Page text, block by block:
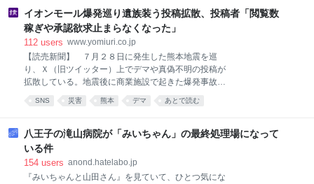
イオンモール爆発巡り遺族装う投稿拡散、投稿者「閲覧数
稼ぎや承認欲求止まらなくなった」
112 users www.yomiuri.co.jp
【読売新聞】 ７月２８日に発生した熊本地震を巡
り、Ｘ（旧ツイッター）上でデマや真偽不明の投稿が
拡散している。地震後に商業施設で起きた爆発事故の
遺族を装う投稿や、生成ＡＩ（人工知能）を悪用した
とみられる画像・動画も出回り、専門家は注意
SNS 災害 熊本 デマ あとで読む
八王子の滝山病院が「みいちゃん」の最終処理場になって
いる件
154 users anond.hatelabo.jp
『みいちゃんと山田さん』を見ていて、ひとつ気にな